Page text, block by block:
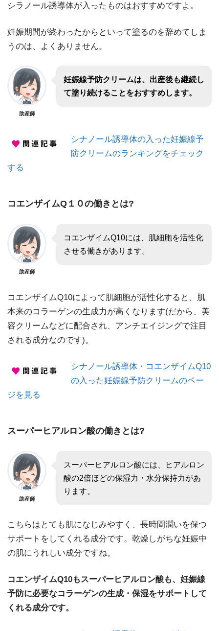
シラノール誘導体が入ったものはおすすめですよ。
妊娠期間が終わったからといって塗るのを辞めてしま
うのは、よくありません。
助産師
妊娠線予防クリームは、出産後も継続し
て塗り続けることをおすすめします。
シナノール誘導体の入った妊娠線予
防クリームのランキングをチェック
する
コエンザイムQ１０の働きとは?
助産師
コエンザイムQ10には、肌細胞を活性化
させる働きがあります。
コエンザイムQ10によって肌細胞が活性化すると、肌
本来のコラーゲンの生成力が高くなります(だから、美
容クリームなどに配合され、アンチエイジングで注目
される成分なのです)。
シナノール誘導体・コエンザイムQ10
の入った妊娠線予防クリームのペー
ジを見る
スーパーヒアルロン酸の働きとは?
助産師
スーパーヒアルロン酸には、ヒアルロン
酸の2倍ほどの保湿力・水分保持力があ
ります。
こちらはとても肌になじみやすく、長時間潤いを保つ
サポートをしてくれる成分です。乾燥しがちな妊娠中
の肌にうれしい成分ですね。
コエンザイムQ10もスーパーヒアルロン酸も、妊娠線
予防に必要なコラーゲンの生成・保湿をサポートして
くれる成分です。